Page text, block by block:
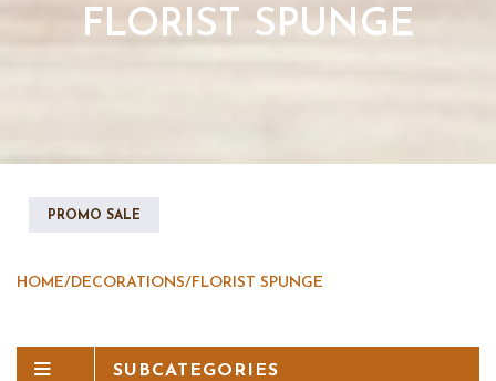
FLORIST SPUNGE
PROMO SALE
HOME/DECORATIONS/FLORIST SPUNGE
SUBCATEGORIES